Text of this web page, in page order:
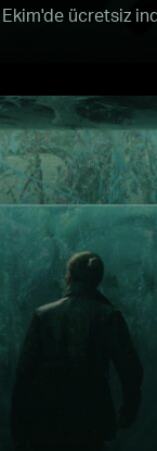
ücretsiz